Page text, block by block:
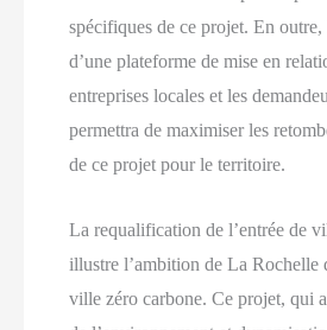
spécifiques de ce projet. En
d’une plateforme de mise en
entreprises locales et les
permettra de maximiser les
de ce projet pour le territoire.
La requalification de l’entrée de
illustre l’ambition de La Rochelle
ville zéro carbone. Ce projet, qui